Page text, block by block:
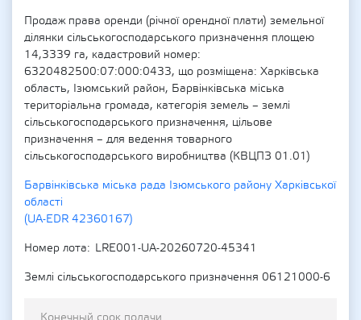
Продаж права оренди (річної орендної плати) земельної
ділянки сільськогосподарського призначення площею
14,3339 га, кадастровий номер:
6320482500:07:000:0433, що розміщена: Харківська
область, Ізюмський район, Барвінківська міська
територіальна громада, категорія земель – землі
сільськогосподарського призначення, цільове
призначення – для ведення товарного
сільськогосподарського виробництва (КВЦПЗ 01.01)
Барвінківська міська рада Ізюмського району Харківської
області
(UA-EDR 42360167)
Номер лота
LRE001-UA-20260720-45341
Землі сільськогосподарського призначення 06121000-6